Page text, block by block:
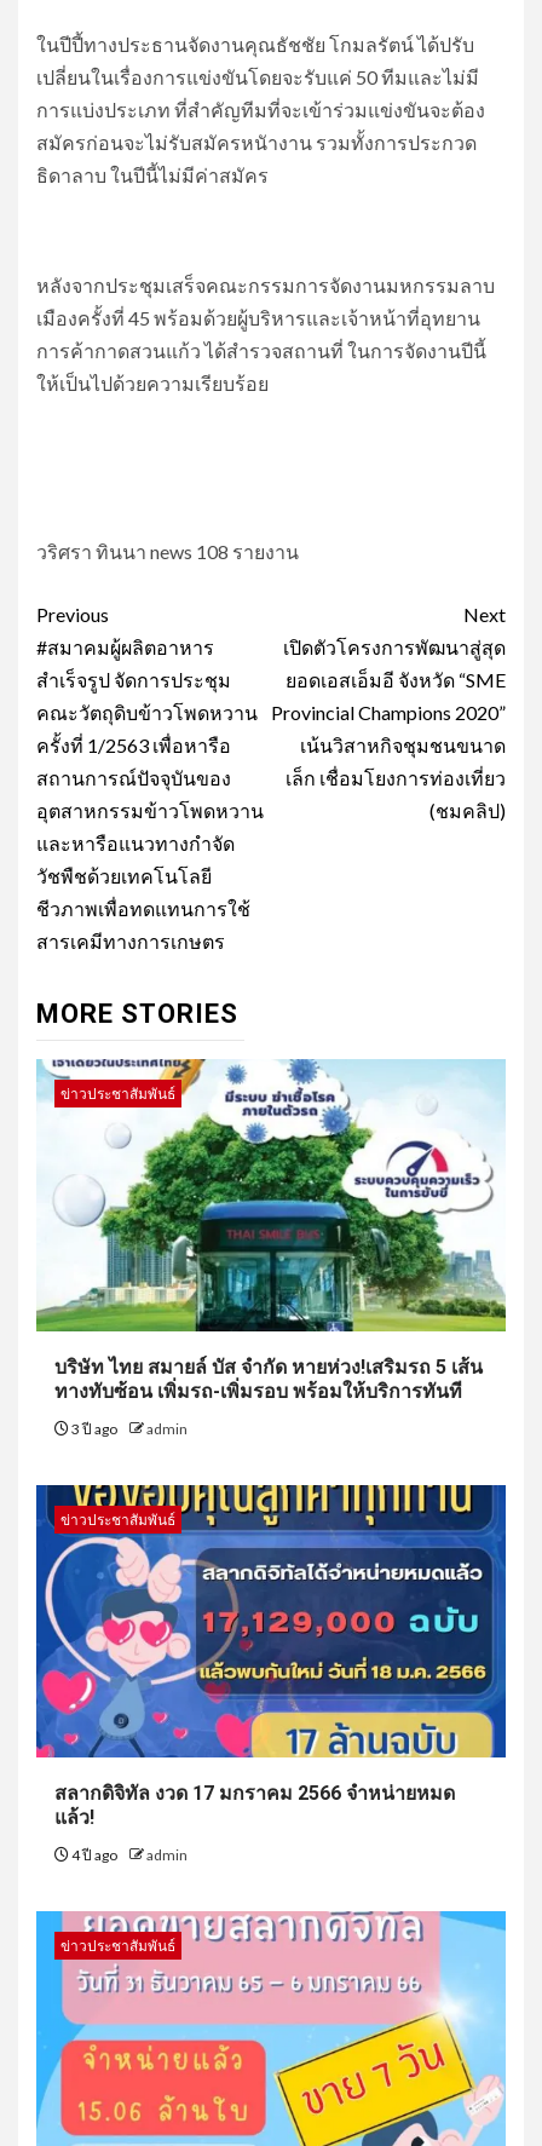
ในปีปี้ทางประธานจัดงานคุณธัชชัย โกมลรัตน์ ได้ปรับ
เปลี่ยนในเรื่องการแข่งขันโดยจะรับแค่ 50 ทีมและไม่มี
การแบ่งประเภท ที่สำคัญทีมที่จะเข้าร่วมแข่งขันจะต้อง
สมัครก่อนจะไม่รับสมัครหนัางาน รวมทั้งการประกวด
ธิดาลาบ ในปีนี้ไม่มีค่าสมัคร
หลังจากประชุมเสร็จคณะกรรมการจัดงานมหกรรมลาบ
เมืองครั้งที่ 45 พร้อมด้วยผู้บริหารและเจ้าหน้าที่อุทยาน
การค้ากาดสวนแก้ว ได้สำรวจสถานที่ ในการจัดงานปีนี้
ให้เป็นไปด้วยความเรียบร้อย
วริศรา ทินนา news 108 รายงาน
Post
navigation
Previous
#สมาคมผู้ผลิตอาหาร
สำเร็จรูป จัดการประชุม
คณะวัตถุดิบข้าวโพดหวาน
ครั้งที่ 1/2563 เพื่อหารือ
สถานการณ์ปัจจุบันของ
อุตสาหกรรมข้าวโพดหวาน
และหารือแนวทางกำจัด
วัชพืชด้วยเทคโนโลยี
ชีวภาพเพื่อทดแทนการใช้
สารเคมีทางการเกษตร
Next
เปิดตัวโครงการพัฒนาสู่สุด
ยอดเอสเอ็มอี จังหวัด “SME
Provincial Champions 2020”
เน้นวิสาหกิจชุมชนขนาด
เล็ก เชื่อมโยงการท่องเที่ยว
(ชมคลิป)
MORE STORIES
ข่าวประชาสัมพันธ์
บริษัท ไทย สมายล์ บัส จำกัด หายห่วง!เสริมรถ 5 เส้น
ทางทับซ้อน เพิ่มรถ-เพิ่มรอบ พร้อมให้บริการทันที
3 ปี ago admin
ข่าวประชาสัมพันธ์
สลากดิจิทัล งวด 17 มกราคม 2566 จำหน่ายหมด
แล้ว!
4 ปี ago admin
ข่าวประชาสัมพันธ์